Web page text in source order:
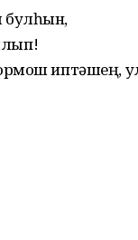
булһын,
иптәшең,